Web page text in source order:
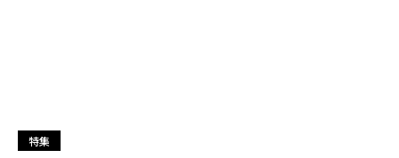
特集